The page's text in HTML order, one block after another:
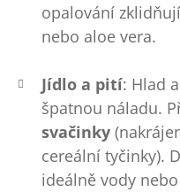
opalování
nebo aloe vera.
Jídlo a pití: Hlad
špatnou náladu.
svačinky
cereální tyčinky).
ideálně vody